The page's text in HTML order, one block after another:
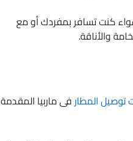
كنت تسافر بمفردك أو مع
والأناقة.
توصيل المطارفى ماربيا المقدمة